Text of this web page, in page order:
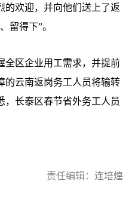
的欢迎，并向他们送上了返
留得下”。
区企业用工需求，并提前
的云南返岗务工人员将输转
，长泰区春节省外务工人员
责任编辑：连培煌